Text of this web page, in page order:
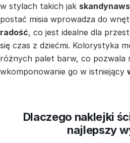
w stylach takich jak
postać misia wprowadza do
radość, co jest idealne dla
się czas z dziećmi. Kolorystyka
różnych palet barw, co pozwala
wkomponowanie go w istniejący
Dlaczego naklejki
najlepszy